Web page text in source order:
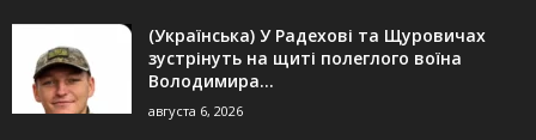
(Українська) У Радехові та Щуровичах
зустрінуть на щиті полеглого воїна
Володимира...
августа 6, 2026